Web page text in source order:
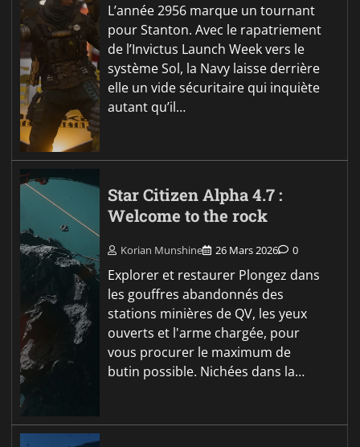
L’année 2956 marque un tournant
pour Stanton. Avec le rapatriement
de l’Invictus Launch Week vers le
système Sol, la Navy laisse derrière
elle un vide sécuritaire qui inquiète
autant qu’il…
Star Citizen Alpha 4.7 :
Welcome to the rock
Korian Munshine 26 Mars 2026 0
Explorer et restaurer Plongez dans
les gouffres abandonnés des
stations minières de QV, les yeux
ouverts et l'arme chargée, pour
vous procurer le maximum de
butin possible. Nichées dans la…